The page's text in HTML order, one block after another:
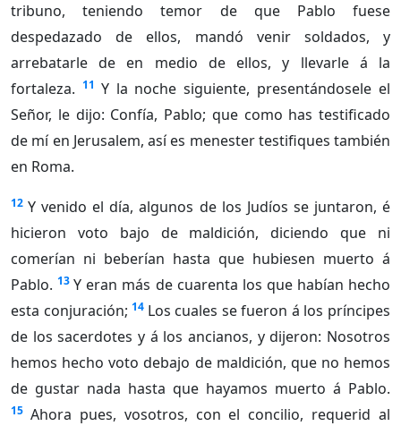
tribuno, teniendo temor de que Pablo fuese
despedazado de ellos, mandó venir soldados, y
arrebatarle de en medio de ellos, y llevarle á la
fortaleza. 11 Y la noche siguiente, presentándosele el
Señor, le dijo: Confía, Pablo; que como has testificado
de mí en Jerusalem, así es menester testifiques también
en Roma.
12 Y venido el día, algunos de los Judíos se juntaron, é
hicieron voto bajo de maldición, diciendo que ni
comerían ni beberían hasta que hubiesen muerto á
Pablo. 13 Y eran más de cuarenta los que habían hecho
esta conjuración; 14 Los cuales se fueron á los príncipes
de los sacerdotes y á los ancianos, y dijeron: Nosotros
hemos hecho voto debajo de maldición, que no hemos
de gustar nada hasta que hayamos muerto á Pablo.
15 Ahora pues, vosotros, con el concilio, requerid al